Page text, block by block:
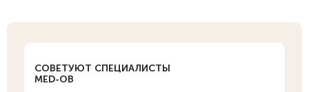
СОВЕТУЮТ СПЕЦИАЛИСТЫ
MED-OB